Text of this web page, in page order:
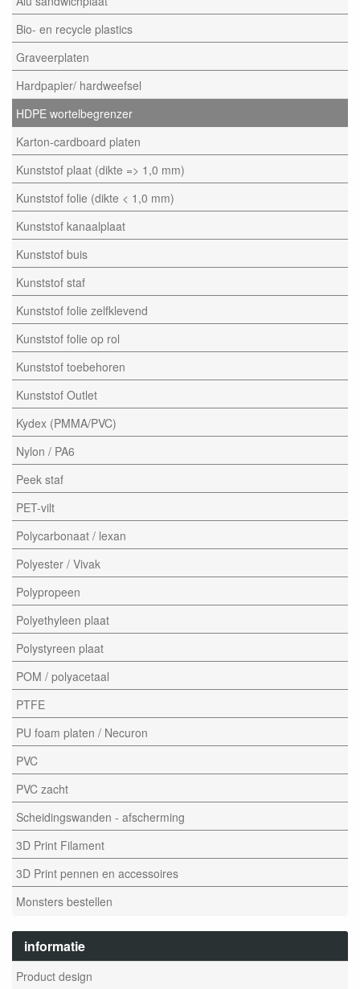
Bio- en recycle plastics
Graveerplaten
Hardpapier/ hardweefsel
HDPE wortelbegrenzer
Karton-cardboard platen
Kunststof plaat (dikte => 1,0 mm)
Kunststof folie (dikte < 1,0 mm)
Kunststof kanaalplaat
Kunststof buis
Kunststof staf
Kunststof folie zelfklevend
Kunststof folie op rol
Kunststof toebehoren
Kunststof Outlet
Kydex (PMMA/PVC)
Nylon / PA6
Peek staf
PET-vilt
Polycarbonaat / lexan
Polyester / Vivak
Polypropeen
Polyethyleen plaat
Polystyreen plaat
POM / polyacetaal
PTFE
PU foam platen / Necuron
PVC
PVC zacht
Scheidingswanden - afscherming
3D Print Filament
3D Print pennen en accessoires
Monsters bestellen
informatie
Product design